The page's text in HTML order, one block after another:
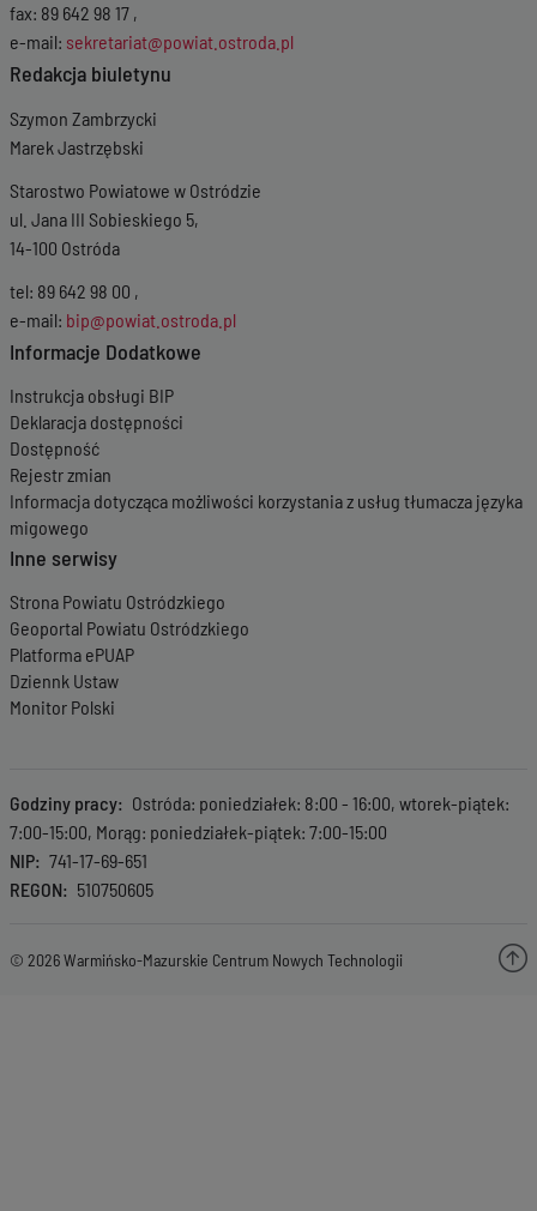
fax: 89 642 98 17 ,
e-mail: sekretariat@powiat.ostroda.pl
Redakcja biuletynu
Szymon Zambrzycki
Marek Jastrzębski
Starostwo Powiatowe w Ostródzie
ul. Jana III Sobieskiego 5,
14-100 Ostróda
tel: 89 642 98 00 ,
e-mail: bip@powiat.ostroda.pl
Informacje Dodatkowe
Instrukcja obsługi BIP
Deklaracja dostępności
Dostępność
Rejestr zmian
Informacja dotycząca możliwości korzystania z usług tłumacza języka
migowego
Inne serwisy
Strona Powiatu Ostródzkiego
Geoportal Powiatu Ostródzkiego
Platforma ePUAP
Dziennk Ustaw
Monitor Polski
Godziny pracy
Ostróda: poniedziałek: 8:00 - 16:00, wtorek-piątek:
7:00-15:00, Morąg: poniedziałek-piątek: 7:00-15:00
NIP
741-17-69-651
REGON
510750605
© 2026 Warmińsko-Mazurskie Centrum Nowych Technologii